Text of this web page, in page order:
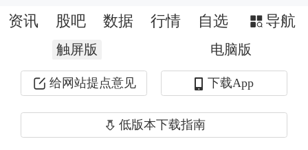
2012年年底，田朴珺和王石的恋情曝
光。2018年10月，在纽约举行的2018亚
洲创变者颁奖典礼中，王石在颁奖致辞
中向田朴珺表达了感谢：“Thank my
wife MeMe（谢谢我的妻子田朴
资讯 股吧 数据 行情 自选 导航
触屏版 电脑版
给网站提点意见 下载App
低版本下载指南